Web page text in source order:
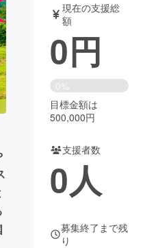
ト ゲーム・サ
書籍・雑誌
チャレンジ
CAMPFIRE Creation
ya コミュニティ
現在の支援総
額
0円
0%
目標金額は
500,000円
支援者数
0人
募集終了まで残
り